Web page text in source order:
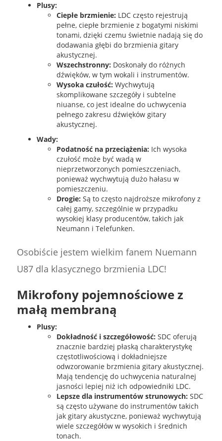
Plusy:
Ciepłe brzmienie: LDC często rejestrują
pełne, ciepłe brzmienie z bogatymi niskimi
tonami, dzięki czemu świetnie nadają się do
dodawania głębi do brzmienia gitary
akustycznej.
Wszechstronny: Doskonały do różnych
dźwięków, w tym wokali i instrumentów.
Wysoka czułość: Wychwytują
skomplikowane szczegóły i subtelne
niuanse, co jest idealne do uchwycenia
pełnego zakresu dźwięków gitary
akustycznej.
Wady:
Podatność na przeciążenia: Ich wysoka
czułość może być wadą w
nieprzetworzonych pomieszczeniach,
ponieważ wychwytują dużo hałasu w
pomieszczeniu.
Drogie: Są to często najdroższe mikrofony z
całej gamy, szczególnie w przypadku
wysokiej klasy producentów, takich jak
Neumann i Telefunken.
Osobiście jestem wielkim fanem Nuemann
U87 dla klasycznego brzmienia LDC!
Mikrofony pojemnościowe z
małą membraną
Plusy:
Dokładność i szczegółowość: SDC oferują
znacznie bardziej płaską charakterystykę
częstotliwościową i dokładniejsze
odwzorowanie brzmienia gitary akustycznej.
Mają tendencję do uchwycenia naturalnej
jasności lepiej niż ich odpowiedniki LDC.
Lepsze dla instrumentów strunowych: SDC
są często używane do instrumentów takich
jak gitary akustyczne, ponieważ wychwytują
wiele szczegółów w wysokich i średnich
tonach.